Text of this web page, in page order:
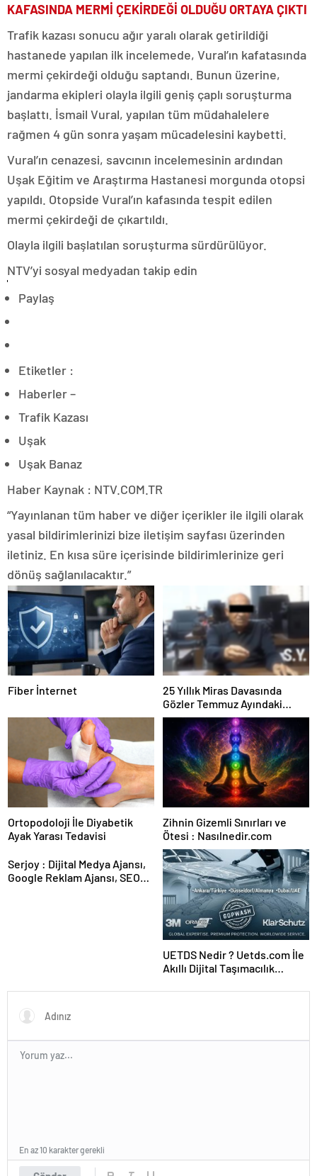
KAFASINDA MERMİ ÇEKİRDEĞİ OLDUĞU ORTAYA ÇIKTI
Trafik kazası sonucu ağır yaralı olarak getirildiği
hastanede yapılan ilk incelemede, Vural’ın kafatasında
mermi çekirdeği olduğu saptandı. Bunun üzerine,
jandarma ekipleri olayla ilgili geniş çaplı soruşturma
başlattı. İsmail Vural, yapılan tüm müdahalelere
rağmen 4 gün sonra yaşam mücadelesini kaybetti.
Vural’ın cenazesi, savcının incelemesinin ardından
Uşak Eğitim ve Araştırma Hastanesi morgunda otopsi
yapıldı. Otopside Vural’ın kafasında tespit edilen
mermi çekirdeği de çıkartıldı.
Olayla ilgili başlatılan soruşturma sürdürülüyor.
NTV’yi sosyal medyadan takip edin
Paylaş
Etiketler :
Haberler –
Trafik Kazası
Uşak
Uşak Banaz
Haber Kaynak : NTV.COM.TR
“Yayınlanan tüm haber ve diğer içerikler ile ilgili olarak
yasal bildirimlerinizi bize iletişim sayfası üzerinden
iletiniz. En kısa süre içerisinde bildirimlerinize geri
dönüş sağlanılacaktır.”
Fiber İnternet
25 Yıllık Miras Davasında
Gözler Temmuz Ayındaki
Karar Duruşmasına Çevrildi
Ortopodoloji İle Diyabetik
Ayak Yarası Tedavisi
Zihnin Gizemli Sınırları ve
Ötesi : Nasılnedir.com
Serjoy : Dijital Medya Ajansı,
Google Reklam Ajansı, SEO
UETDS Nedir ? Uetds.com İle
Akıllı Dijital Taşımacılık
En az 10 karakter gerekli